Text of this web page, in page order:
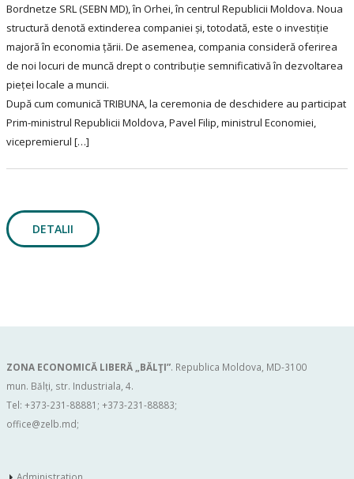
Bordnetze SRL (SEBN MD), în Orhei, în centrul Republicii Moldova. Noua
structură denotă extinderea companiei și, totodată, este o investiție
majoră în economia țării. De asemenea, compania consideră oferirea
de noi locuri de muncă drept o contribuție semnificativă în dezvoltarea
pieței locale a muncii.
După cum comunică TRIBUNA, la ceremonia de deschidere au participat
Prim-ministrul Republicii Moldova, Pavel Filip, ministrul Economiei,
vicepremierul […]
DETALII
ZONA ECONOMICĂ LIBERĂ „BĂLŢI”. Republica Moldova, MD-3100
mun. Bălți, str. Industriala, 4.
Tel: +373-231-88881; +373-231-88883;
office@zelb.md;
Administration